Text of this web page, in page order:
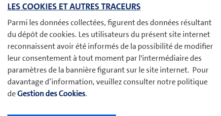
LES COOKIES ET AUTRES TRACEURS
Parmi les données collectées, figurent des données résultant
du dépôt de cookies. Les utilisateurs du présent site internet
reconnaissent avoir été informés de la possibilité de modifier
leur consentement à tout moment par l'intermédiaire des
paramètres de la bannière figurant sur le site internet. Pour
davantage d’information, veuillez consulter notre politique
deGestion des Cookies.